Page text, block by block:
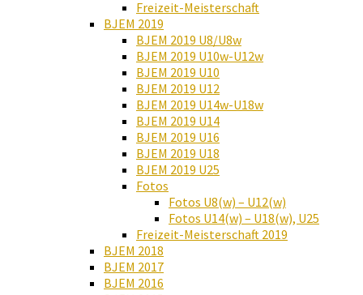
Freizeit-Meisterschaft
BJEM 2019
BJEM 2019 U8/U8w
BJEM 2019 U10w-U12w
BJEM 2019 U10
BJEM 2019 U12
BJEM 2019 U14w-U18w
BJEM 2019 U14
BJEM 2019 U16
BJEM 2019 U18
BJEM 2019 U25
Fotos
Fotos U8(w) – U12(w)
Fotos U14(w) – U18(w), U25
Freizeit-Meisterschaft 2019
BJEM 2018
BJEM 2017
BJEM 2016